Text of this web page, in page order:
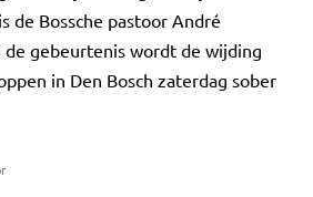
de Bossche pastoor André
gebeurtenis wordt de wijding
in Den Bosch zaterdag sober